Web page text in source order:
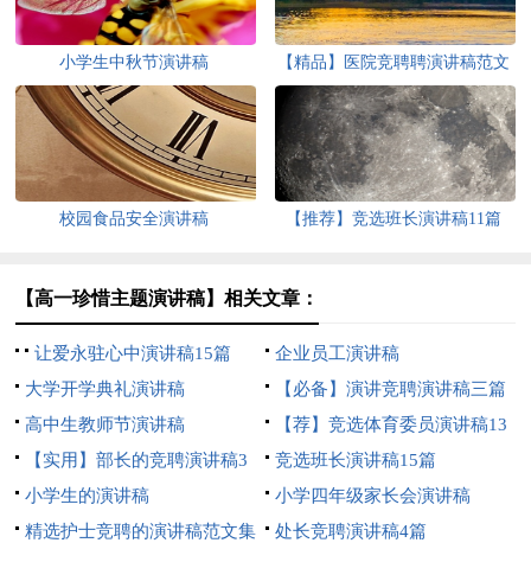
小学生中秋节演讲稿
【精品】医院竞聘聘演讲稿范文
9篇
校园食品安全演讲稿 【推荐】竞选班长演讲稿11篇
【高一珍惜主题演讲稿】相关文章：
让爱永驻心中演讲稿15篇
企业员工演讲稿
大学开学典礼演讲稿
【必备】演讲竞聘演讲稿三篇
高中生教师节演讲稿
【荐】竞选体育委员演讲稿13
篇
【实用】部长的竞聘演讲稿3
篇
竞选班长演讲稿15篇
小学生的演讲稿
小学四年级家长会演讲稿
精选护士竞聘的演讲稿范文集
处长竞聘演讲稿4篇